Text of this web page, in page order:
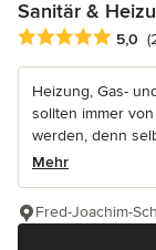
Sanitär &
Durchschnittliche
5,0
Heizung, Gas-
sollten immer
werden, denn
Mehr
Fred-Joachim-